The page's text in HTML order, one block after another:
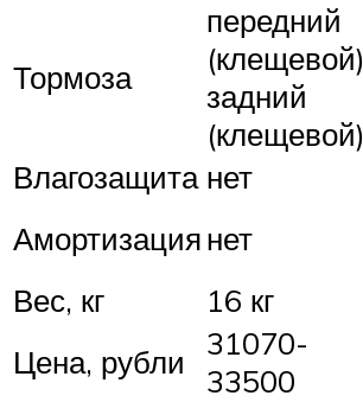
Тормоза
передний
(клещевой)
задний
(клещевой)
Влагозащита нет
Амортизациянет
Вес, кг
16 кг
Цена, рубли
31070-
33500